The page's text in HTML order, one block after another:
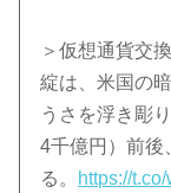
＞仮想通貨交
綻は、米国の
うさを浮き彫
4千億円）前後
る。
https://